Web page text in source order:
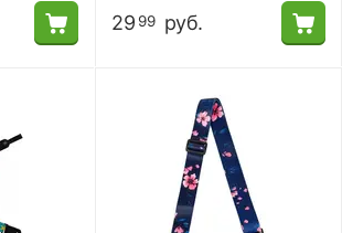
29 99 руб.